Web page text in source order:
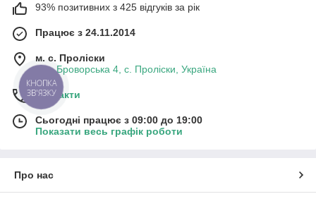
93% позитивних з 425 відгуків за рік
Працює з 24.11.2014
м. с. Проліски
вул. Броворська 4, с. Проліски, Україна
Контакти
Сьогодні працює з 09:00 до 19:00
Показати весь графік роботи
Про нас
КНОПКА
ЗВ'ЯЗКУ